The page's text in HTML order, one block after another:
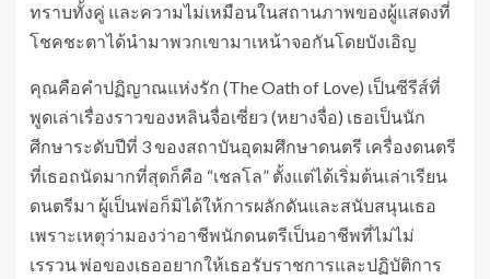
ทราบทั้งคู่ และความไม่เหมือนในสถานภาพของผู้แสดงที่
โชคชะตาได้นำมาพวกเขามาเหน้าจอกันโดยบังเอิญ
คุณคือคำปฏิญาณแห่งรัก (The Oath of Love) เป็นซีรีส์ที่
พูดเล่าเรื่องราวของหลินจื่อเซี่ยว (หยางจื่อ) เธอเป็นนัก
ศีกษาระดับปีที่ 3 ของสถาบันอุดมศึกษาดนตรี เครื่องดนตรี
ที่เธอถนัดมากที่สุดก็คือ “เชลโล” ตั้งแต่ได้เริ่มต้นเล่าเรียน
ดนตรีมา ผู้เป็นพ่อก็มิได้ให้การผลักดันและสนับสนุนเธอ
เพราะเหตุว่ามองว่าอาชีพนักดนตรีเป็นอาชีพที่ไม่ไม่
เรรวน พ่อของเธออยากให้เธอรับราชการและปฏิบัติการ